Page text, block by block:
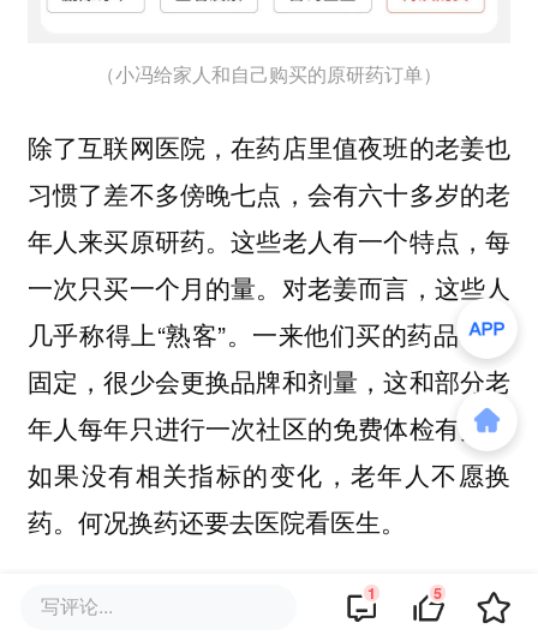
（小冯给家人和自己购买的原研药订单）
除了互联网医院，在药店里值夜班的老姜也
习惯了差不多傍晚七点，会有六十多岁的老
年人来买原研药。这些老人有一个特点，每
一次只买一个月的量。对老姜而言，这些人
几乎称得上“熟客”。一来他们买的药品非常
固定，很少会更换品牌和剂量，这和部分老
年人每年只进行一次社区的免费体检有关。
如果没有相关指标的变化，老年人不愿换
药。何况换药还要去医院看医生。
二来这些人几乎都没有处方，在医院开的处
写评论... 1 5